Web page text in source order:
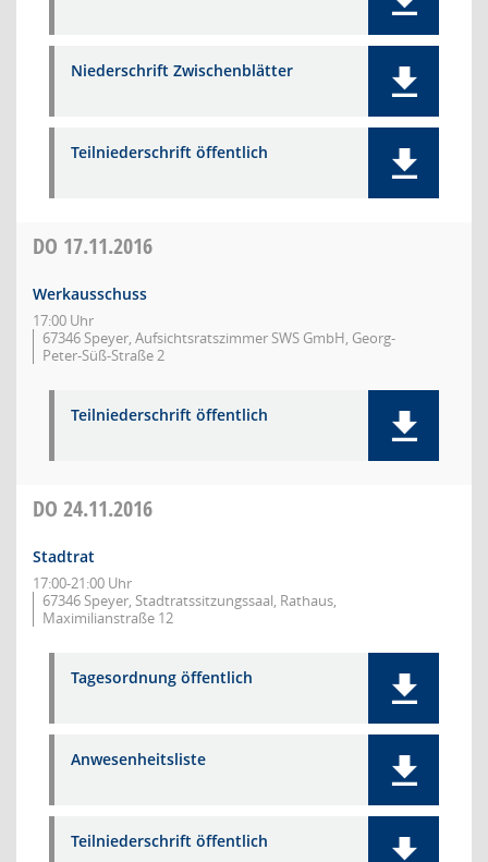
Niederschrift Zwischenblätter
Teilniederschrift öffentlich
DO 17.11.2016
Werkausschuss
17:00 Uhr
67346 Speyer, Aufsichtsratszimmer SWS GmbH, Georg-
Peter-Süß-Straße 2
Teilniederschrift öffentlich
DO 24.11.2016
Stadtrat
17:00-21:00 Uhr
67346 Speyer, Stadtratssitzungssaal, Rathaus,
Maximilianstraße 12
Tagesordnung öffentlich
Anwesenheitsliste
Teilniederschrift öffentlich